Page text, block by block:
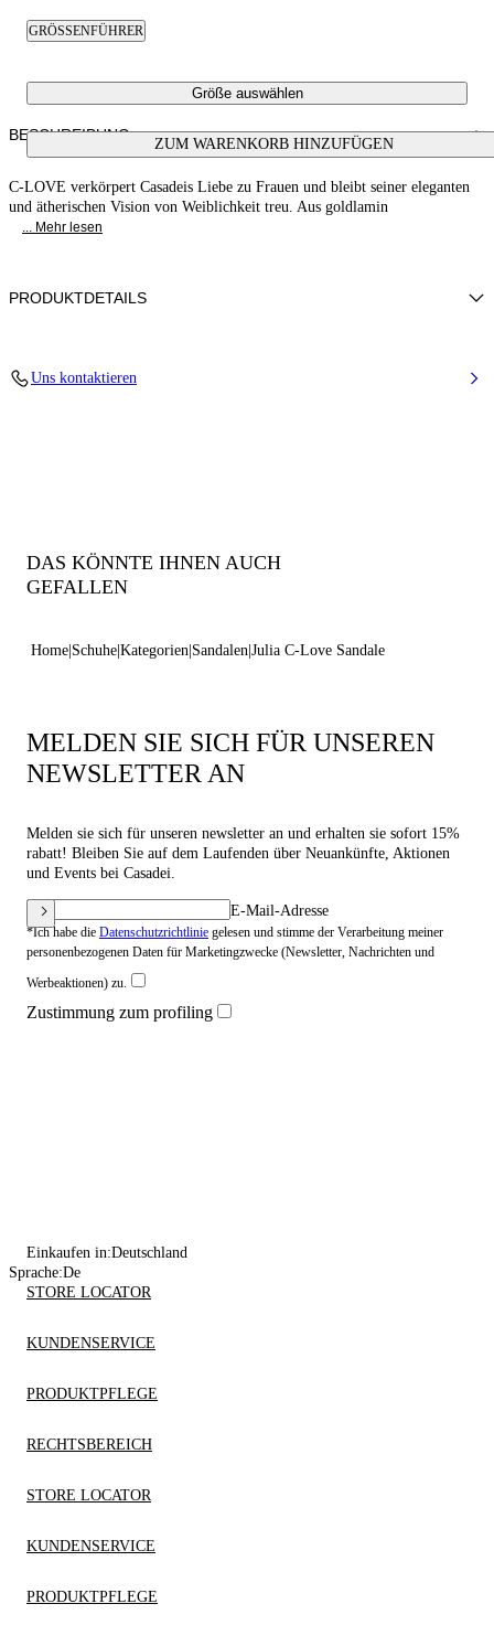
GRÖSSENFÜHRER
Größe auswählen
ZUM WARENKORB HINZUFÜGEN
BESCHREIBUNG
C-LOVE verkörpert Casadeis Liebe zu Frauen und bleibt seiner eleganten
und ätherischen Vision von Weiblichkeit treu. Aus goldlamin
... Mehr lesen
PRODUKTDETAILS
Uns kontaktieren
DAS KÖNNTE IHNEN AUCH
GEFALLEN
Home Schuhe Kategorien Sandalen Julia C-Love Sandale
MELDEN SIE SICH FÜR UNSEREN
NEWSLETTER AN
Melden sie sich für unseren newsletter an und erhalten sie sofort 15%
rabatt! Bleiben Sie auf dem Laufenden über Neuankünfte, Aktionen
und Events bei Casadei.
E-Mail-Adresse
*Ich habe die Datenschutzrichtlinie gelesen und stimme der Verarbeitung meiner
personenbezogenen Daten für Marketingzwecke (Newsletter, Nachrichten und
Werbeaktionen) zu.
Zustimmung zum profiling
Einkaufen in:Deutschland
Sprache:De
STORE LOCATOR
KUNDENSERVICE
PRODUKTPFLEGE
RECHTSBEREICH
STORE LOCATOR
KUNDENSERVICE
PRODUKTPFLEGE